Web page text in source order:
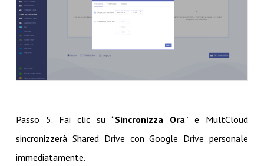
Passo 5. Fai clic su “Sincronizza Ora” e MultCloud
sincronizzerà Shared Drive con Google Drive personale
immediatamente.